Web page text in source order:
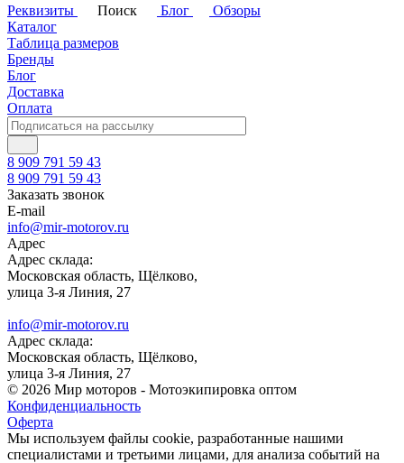
Реквизиты
Поиск Блог
Обзоры
Каталог
Таблица размеров
Бренды
Блог
Доставка
Оплата
8 909 791 59 43
8 909 791 59 43
Заказать звонок
E-mail
info@mir-motorov.ru
Адрес
Адрес склада:
Московская область, Щёлково,
улица 3-я Линия, 27
info@mir-motorov.ru
Адрес склада:
Московская область, Щёлково,
улица 3-я Линия, 27
© 2026 Мир моторов - Мотоэкипировка оптом
Конфиденциальность
Оферта
Мы используем файлы cookie, разработанные нашими
специалистами и третьими лицами, для анализа событий на